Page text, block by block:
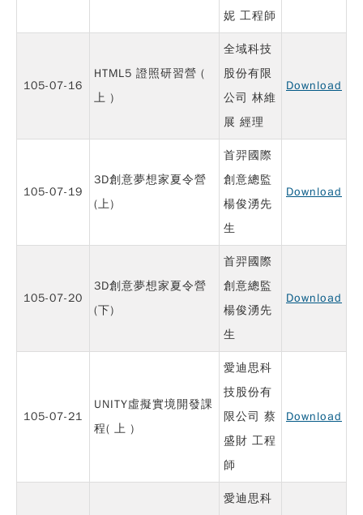
妮 工程師
105-07-16
HTML5 證照研習營 (
上 )
全域科技
股份有限
公司 林維
展 經理
Download
105-07-19
3D創意夢想家夏令營
(上)
首羿國際
創意總監
楊俊湧先
生
Download
105-07-20
3D創意夢想家夏令營
(下)
首羿國際
創意總監
楊俊湧先
生
Download
105-07-21
UNITY虛擬實境開發課
程( 上 )
愛迪思科
技股份有
限公司 蔡
盛財 工程
師
Download
愛迪思科